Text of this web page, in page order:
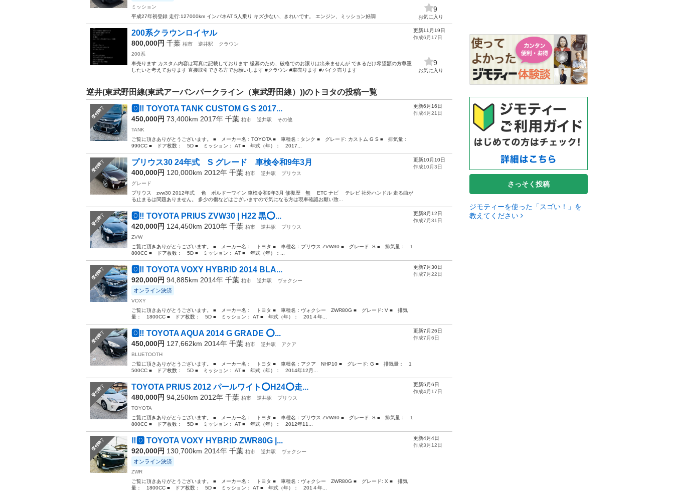
ミッション
平成27年初登録 走行:127000km インパネAT 5人乗り キズ少ない、きれいです。 エンジン、ミッション好調
9
お気に入り
200系クラウンロイヤル
800,000円 千葉 柏市 逆井駅
クラウン
200系
車売ります カスタム内容は写真に記載しております 緩募のため、破格でのお譲りは出来ませんが できるだけ希望額の方尊重
したいと考えております 直接取引できる方でお願いします #クラウン #車売ります #バイク売ります
更新11月19日
作成6月17日
9
お気に入り
逆井(東武野田線(東武アーバンパークライン（東武野田線）))のトヨタの投稿一覧
受付終了 🅾️‼️ TOYOTA TANK CUSTOM G S 2017...
450,000円 73,400km 2017年 千葉 柏市 逆井駅
その他
TANK
ご覧に頂きありがとうございます。 ■ メーカー名：TOYOTA ■ 車種名 : タンク ■ グレード: カストム G S ■ 排気量：
990CC ■ ドア枚数： 5D ■ ミッション： AT ■ 年式（年）： 2017...
更新6月16日
作成4月21日
受付終了 プリウス30 24年式 S グレード 車検令和9年3月
400,000円 120,000km 2012年 千葉 柏市 逆井駅
プリウス
グレード
プリウス zvw30 2012年式 色 ボルドーワイン 車検令和9年3月 修復歴 無 ETC ナビ テレビ 社外ハンドル 走る曲が
る止まるは問題ありません。 多少の傷などはございますので気になる方は現車確認お願い致...
更新10月10日
作成10月3日
受付終了 🅾️‼️ TOYOTA PRIUS ZVW30 | H22 黒⭕...
420,000円 124,450km 2010年 千葉 柏市 逆井駅
プリウス
ZVW
ご覧に頂きありがとうございます。 ■ メーカー名： トヨタ ■ 車種名：プリウス ZVW30 ■ グレード: S ■ 排気量： 1
800CC ■ ドア枚数： 5D ■ ミッション： AT ■ 年式（年）：...
更新8月12日
作成7月31日
受付終了 🅾️‼️ TOYOTA VOXY HYBRID 2014 BLA...
920,000円 94,885km 2014年 千葉 柏市 逆井駅 ヴォクシー
オンライン決済
VOXY
ご覧に頂きありがとうございます。 ■ メーカー名： トヨタ ■ 車種名：ヴォクシー ZWR80G ■ グレード: V ■ 排気
量： 1800CC ■ ドア枚数： 5D ■ ミッション： AT ■ 年式（年）： 201４年...
更新7月30日
作成7月22日
受付終了 🅾️‼️ TOYOTA AQUA 2014 G GRADE ⭕️...
450,000円 127,662km 2014年 千葉 柏市 逆井駅
アクア
BLUETOOTH
ご覧に頂きありがとうございます。 ■ メーカー名： トヨタ ■ 車種名：アクア NHP10 ■ グレード: G ■ 排気量： 1
500CC ■ ドア枚数： 5D ■ ミッション： AT ■ 年式（年）： 2014年12月...
更新7月26日
作成7月6日
受付終了 TOYOTA PRIUS 2012 パールワイト⭕️H24⭕️走...
480,000円 94,250km 2012年 千葉 柏市 逆井駅
プリウス
TOYOTA
ご覧に頂きありがとうございます。 ■ メーカー名： トヨタ ■ 車種名：プリウス ZVW30 ■ グレード: S ■ 排気量： 1
800CC ■ ドア枚数： 5D ■ ミッション： AT ■ 年式（年）： 2012年11...
更新5月6日
作成4月17日
受付終了 ‼️🅾️ TOYOTA VOXY HYBRID ZWR80G |...
920,000円 130,700km 2014年 千葉 柏市 逆井駅 ヴォクシー
オンライン決済
ZWR
ご覧に頂きありがとうございます。 ■ メーカー名： トヨタ ■ 車種名：ヴォクシー ZWR80G ■ グレード: X ■ 排気
量： 1800CC ■ ドア枚数： 5D ■ ミッション： AT ■ 年式（年）： 201４年...
更新4月4日
作成3月12日
さっそく投稿
ジモティーを使った「スゴい！」を
教えてください